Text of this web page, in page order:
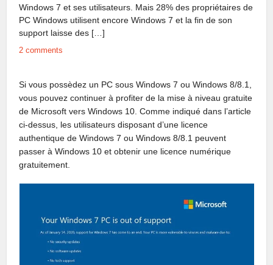
Windows 7 et ses utilisateurs. Mais 28% des propriétaires de
PC Windows utilisent encore Windows 7 et la fin de son
support laisse des […]
2 comments
Si vous possèdez un PC sous Windows 7 ou Windows 8/8.1,
vous pouvez continuer à profiter de la mise à niveau gratuite
de Microsoft vers Windows 10. Comme indiqué dans l’article
ci-dessus, les utilisateurs disposant d’une licence
authentique de Windows 7 ou Windows 8/8.1 peuvent
passer à Windows 10 et obtenir une licence numérique
gratuitement.